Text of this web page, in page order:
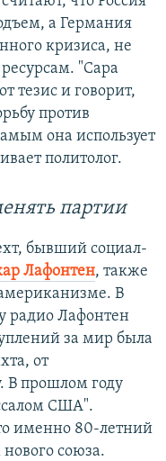
а Германия
кризиса, не
"Сара
тезис и говорит,
против
она использует
политолог.
партии
бывший социал-
Лафонтен, также
В
радио Лафонтен
за мир была
от
В прошлом году
США".
именно 80-летний
союза.